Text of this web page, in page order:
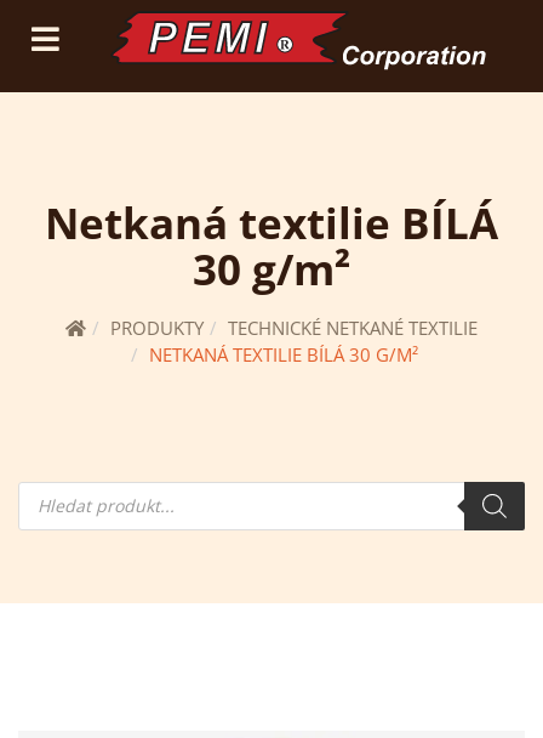
přihlásit se (current)registrace
Netkaná textilie BÍLÁ
30 g/m²
PRODUKTY
TECHNICKÉ NETKANÉ TEXTILIE
NETKANÁ TEXTILIE BÍLÁ 30 G/M²
Hledání
produktů